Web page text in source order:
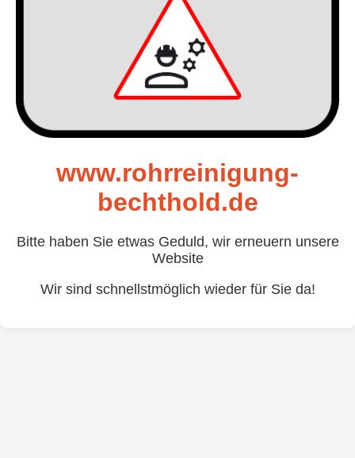
www.rohrreinigung-
bechthold.de
Bitte haben Sie etwas Geduld, wir erneuern unsere
Website
Wir sind schnellstmöglich wieder für Sie da!